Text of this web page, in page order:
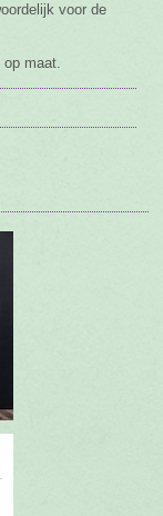
voor de
maat.